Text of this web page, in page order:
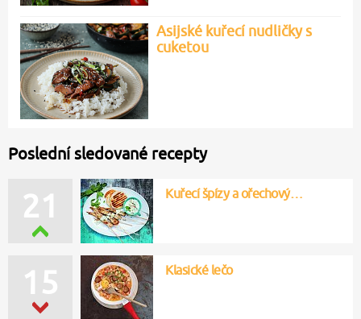
Asijské kuřecí nudličky s
cuketou
Poslední sledované recepty
21 Kuřecí špízy a ořechový…
15 Klasické lečo